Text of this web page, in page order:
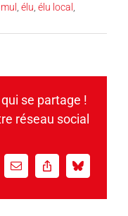
élu élu local
se partage !
réseau social
Email
Copy
Bluesky